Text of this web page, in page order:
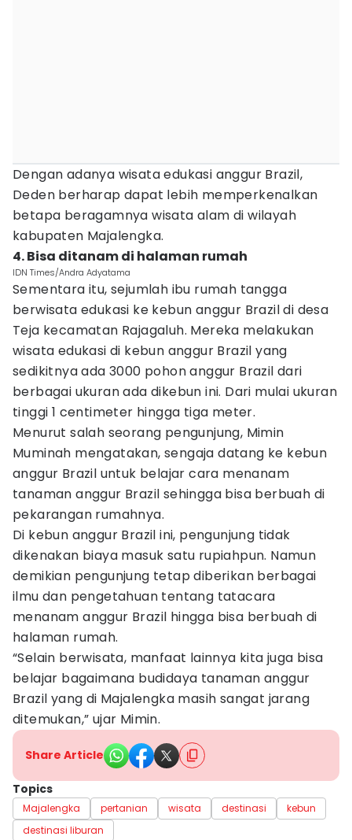
Dengan adanya wisata edukasi anggur Brazil,
Deden berharap dapat lebih memperkenalkan
betapa beragamnya wisata alam di wilayah
kabupaten Majalengka.
4. Bisa ditanam di halaman rumah
IDN Times/Andra Adyatama
Sementara itu, sejumlah ibu rumah tangga
berwisata edukasi ke kebun anggur Brazil di desa
Teja kecamatan Rajagaluh. Mereka melakukan
wisata edukasi di kebun anggur Brazil yang
sedikitnya ada 3000 pohon anggur Brazil dari
berbagai ukuran ada dikebun ini. Dari mulai ukuran
tinggi 1 centimeter hingga tiga meter.
Menurut salah seorang pengunjung, Mimin
Muminah mengatakan, sengaja datang ke kebun
anggur Brazil untuk belajar cara menanam
tanaman anggur Brazil sehingga bisa berbuah di
pekarangan rumahnya.
Di kebun anggur Brazil ini, pengunjung tidak
dikenakan biaya masuk satu rupiahpun. Namun
demikian pengunjung tetap diberikan berbagai
ilmu dan pengetahuan tentang tatacara
menanam anggur Brazil hingga bisa berbuah di
halaman rumah.
“Selain berwisata, manfaat lainnya kita juga bisa
belajar bagaimana budidaya tanaman anggur
Brazil yang di Majalengka masih sangat jarang
ditemukan,” ujar Mimin.
Share Article
Topics
Majalengka pertanian wisata destinasi
kebun
destinasi liburan